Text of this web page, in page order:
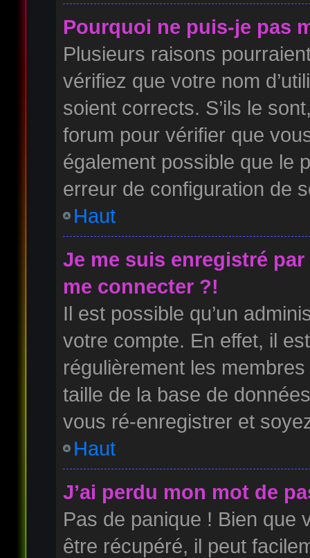
Pourquoi ne puis-je pas
Plusieurs raisons
vérifiez que votre nom
soient corrects. S’ils le
forum pour vérifier que
également possible que le
erreur de configuration de
Haut
Je me suis enregistré
me connecter ?!
Il est possible qu’un
votre compte. En effet, il
régulièrement les
taille de la base de
vous ré-enregistrer et
Haut
J’ai perdu mon mot de
Pas de panique ! Bien que
être récupéré, il peut